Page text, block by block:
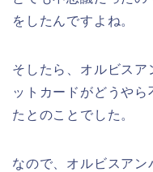
をしたんですよね。
そしたら、オルビス
ットカードがどうや
たとのことでした。
なので、オルビスアン